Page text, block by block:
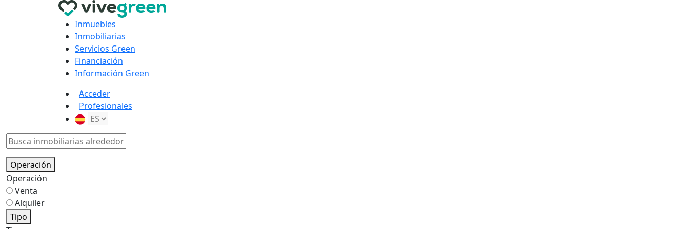
Inmuebles
Inmobiliarias
Servicios Green
Financiación
Información Green
Acceder
Profesionales
Operación
Operación
Venta
Alquiler
Tipo